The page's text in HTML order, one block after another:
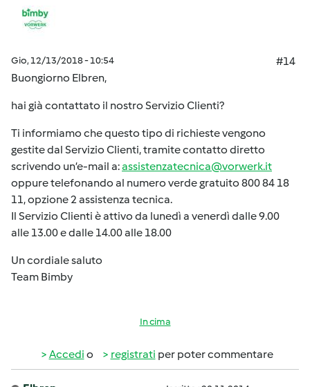
Gio, 12/13/2018 - 10:54
#14
Buongiorno Elbren,
hai già contattato il nostro Servizio Clienti?
Ti informiamo che questo tipo di richieste vengono
gestite dal Servizio Clienti, tramite contatto diretto
scrivendo un’e-mail a:assistenzatecnica@vorwerk.it
oppure telefonando al numero verde gratuito 800 84 18
11, opzione 2 assistenza tecnica.
Il Servizio Clienti è attivo da lunedì a venerdì dalle 9.00
alle 13.00 e dalle 14.00 alle 18.00
Un cordiale saluto
Team Bimby
In cima
Accedi o registrati per poter commentare